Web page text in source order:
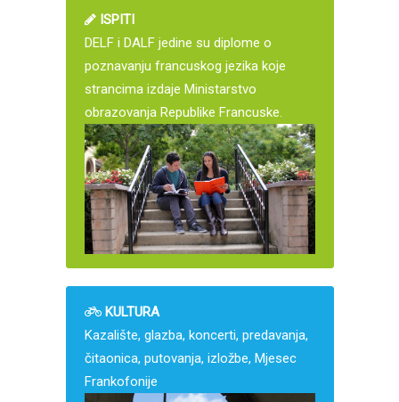
ISPITI
DELF i DALF jedine su diplome o
poznavanju francuskog jezika koje
strancima izdaje Ministarstvo
obrazovanja Republike Francuske.
KULTURA
Kazalište, glazba, koncerti, predavanja,
čitaonica, putovanja, izložbe, Mjesec
Frankofonije